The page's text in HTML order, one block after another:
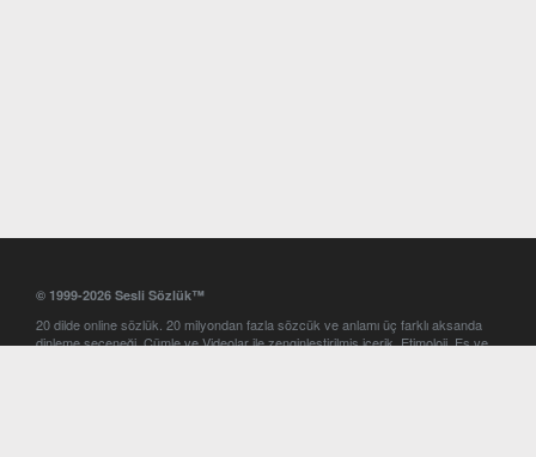
© 1999-2026 Sesli Sözlük™
20 dilde online sözlük. 20 milyondan fazla sözcük ve anlamı üç farklı aksanda
dinleme seçeneği. Cümle ve Videolar ile zenginleştirilmiş içerik. Etimoloji, Eş ve